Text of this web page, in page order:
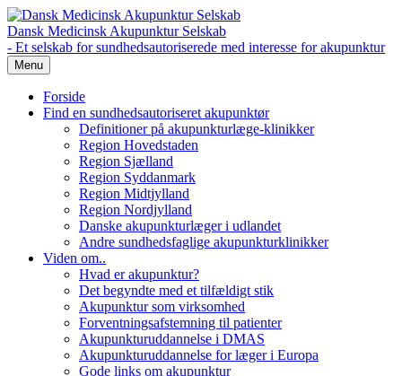
Dansk Medicinsk Akupunktur Selskab
- Et selskab for sundhedsautoriserede med interesse for akupunktur
Menu
Forside
Find en sundhedsautoriseret akupunktør
Definitioner på akupunkturlæge-klinikker
Region Hovedstaden
Region Sjælland
Region Syddanmark
Region Midtjylland
Region Nordjylland
Danske akupunkturlæger i udlandet
Andre sundhedsfaglige akupunkturklinikker
Viden om..
Hvad er akupunktur?
Det begyndte med et tilfældigt stik
Akupunktur som virksomhed
Forventningsafstemning til patienter
Akupunkturuddannelse i DMAS
Akupunkturuddannelse for læger i Europa
Gode links om akupunktur